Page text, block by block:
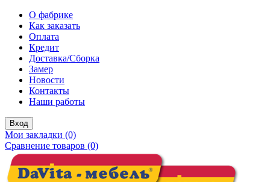
О фабрике
Как заказать
Оплата
Кредит
Доставка/Сборка
Замер
Новости
Контакты
Наши работы
Вход
Мои закладки (0)
Сравнение товаров (0)